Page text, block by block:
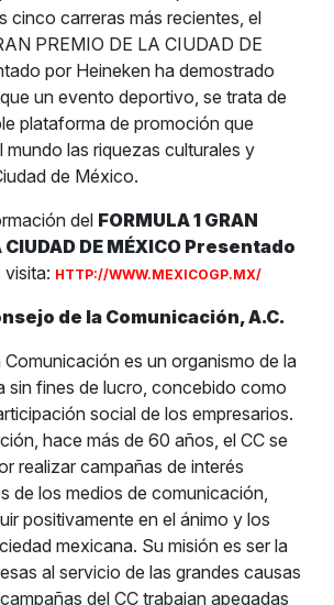
cinco carreras más recientes, el
PREMIO DE LA CIUDAD DE
por Heineken ha demostrado
un evento deportivo, se trata de
plataforma de promoción que
las riquezas culturales y
de México.
del FORMULA 1 GRAN
CIUDAD DE MÉXICO Presentado
visita: HTTP://WWW.MEXICOGP.MX/
de la Comunicación, A.C.
Comunicación es un organismo de la
sin fines de lucro, concebido como
social de los empresarios.
hace más de 60 años, el CC se
realizar campañas de interés
de los medios de comunicación,
positivamente en el ánimo y los
mexicana. Su misión es ser la
al servicio de las grandes causas
del CC trabajan apegadas